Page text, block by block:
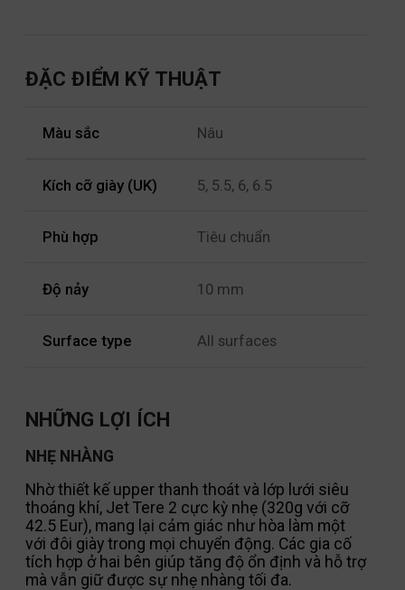
ĐẶC ĐIỂM KỸ THUẬT
Màu sắc Nâu
Kích cỡ giày (UK) 5, 5.5, 6, 6.5
Phù hợp Tiêu chuẩn
Độ nảy 10 mm
Surface type All surfaces
NHỮNG LỢI ÍCH
NHẸ NHÀNG
Nhờ thiết kế upper thanh thoát và lớp lưới siêu
thoáng khí, Jet Tere 2 cực kỳ nhẹ (320g với cỡ
42.5 Eur), mang lại cảm giác như hòa làm một
với đôi giày trong mọi chuyển động. Các gia cố
tích hợp ở hai bên giúp tăng độ ổn định và hỗ trợ
mà vẫn giữ được sự nhẹ nhàng tối đa.